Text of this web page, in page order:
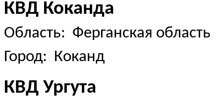
КВД Коканда
Область: Ферганская область
Город: Коканд
КВД Ургута